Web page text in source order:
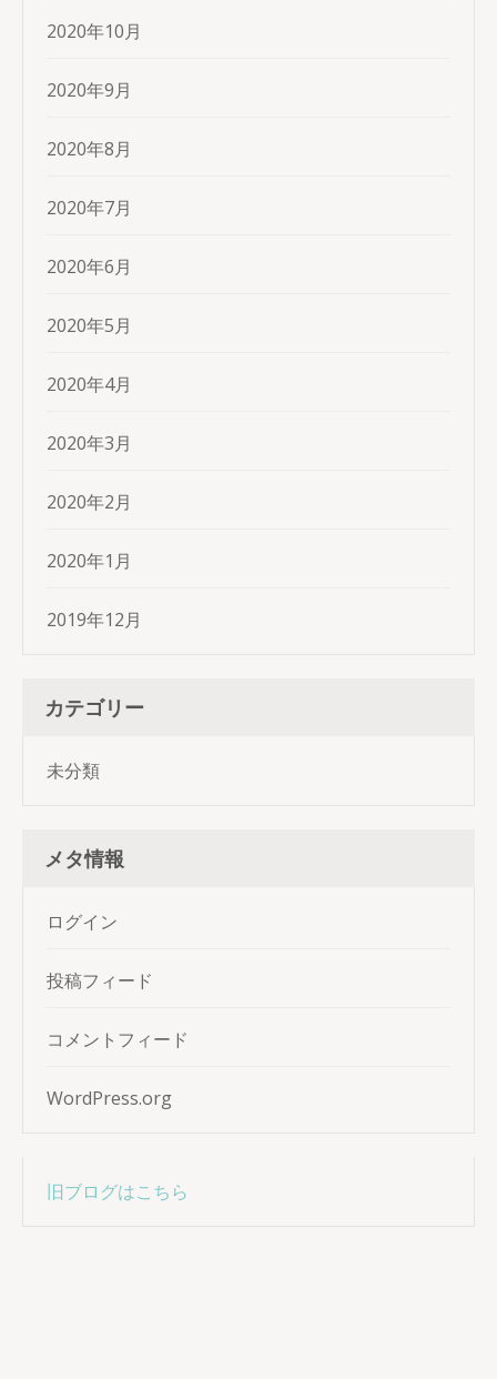
2020年10月
2020年9月
2020年8月
2020年7月
2020年6月
2020年5月
2020年4月
2020年3月
2020年2月
2020年1月
2019年12月
カテゴリー
未分類
メタ情報
ログイン
投稿フィード
コメントフィード
WordPress.org
旧ブログはこちら